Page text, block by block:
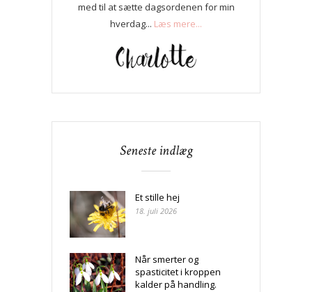
med til at sætte dagsordenen for min
hverdag... Læs mere...
Seneste indlæg
Et stille hej
18. juli 2026
Når smerter og
spasticitet i kroppen
kalder på handling.